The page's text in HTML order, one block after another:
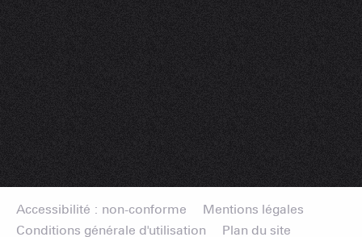
Accessibilité : non-conforme
Mentions légales
Conditions générale d'utilisation
Plan du site